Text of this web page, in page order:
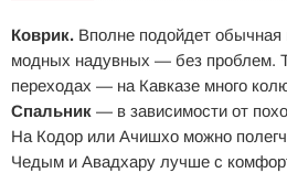
Коврик. Вполне подойдет обычная
модных надувных — без проблем.
переходах — на Кавказе много
Спальник — в зависимости от
На Кодор или Ачишхо можно
Чедым и Авадхару лучше с